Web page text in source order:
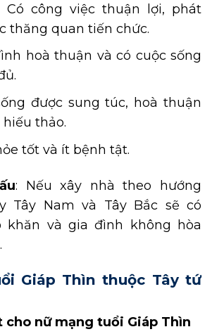
Có công việc thuận lợi, phát
thăng quan tiến chức.
hoà thuận và có cuộc sống
được sung túc, hoà thuận
thảo.
tốt và ít bệnh tật.
: Nếu xây nhà theo hướng
Tây Nam và Tây Bắc sẽ có
khăn và gia đình không hòa
Giáp Thìn thuộc Tây tứ
cho nữ mạng tuổi Giáp Thìn